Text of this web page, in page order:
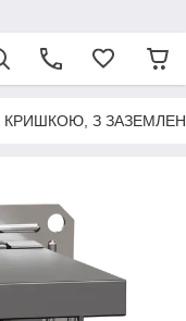
КРИШКОЮ, З